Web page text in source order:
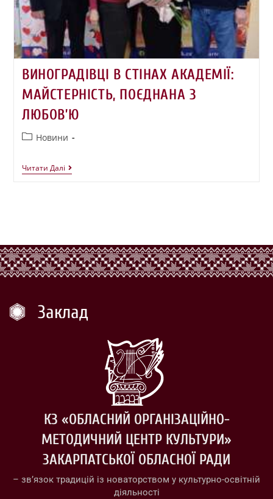
ВИНОГРАДІВЦІ В СТІНАХ АКАДЕМІЇ:
МАЙСТЕРНІСТЬ, ПОЄДНАНА З
ЛЮБОВ’Ю
Новини
Читати Далі
Заклад
КЗ «ОБЛАСНИЙ ОРГАНІЗАЦІЙНО-
МЕТОДИЧНИЙ ЦЕНТР КУЛЬТУРИ»
ЗАКАРПАТСЬКОЇ ОБЛАСНОЇ РАДИ
– зв’язок традицій із новаторством у культурно-освітній
діяльності